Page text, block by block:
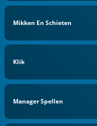
Mikken En Schieten
Klik
Manager Spellen